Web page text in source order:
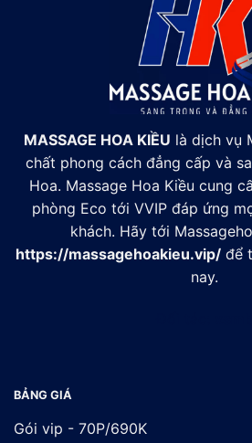
MASSAGE HOA KIỀU là dịch vụ
chất phong cách đẳng cấp và
Hoa. Massage Hoa Kiều cung
phòng Eco tới VVIP đáp ứng
khách. Hãy tới
https://massagehoakieu.vip/ để
nay.
BẢNG GIÁ
Gói vip - 70P/690K